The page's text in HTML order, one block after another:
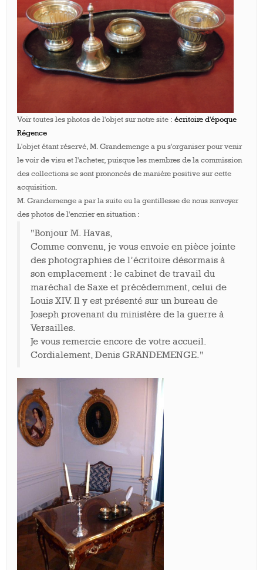
Voir toutes les photos de l'objet sur notre site : écritoire d'époque
Régence
L'objet étant réservé, M. Grandemenge a pu s'organiser pour venir
le voir de visu et l'acheter, puisque les membres de la commission
des collections se sont prononcés de manière positive sur cette
acquisition.
M. Grandemenge a par la suite eu la gentillesse de nous renvoyer
des photos de l'encrier en situation :
"Bonjour M. Havas,
Comme convenu, je vous envoie en pièce jointe
des photographies de l’écritoire désormais à
son emplacement : le cabinet de travail du
maréchal de Saxe et précédemment, celui de
Louis XIV. Il y est présenté sur un bureau de
Joseph provenant du ministère de la guerre à
Versailles.
Je vous remercie encore de votre accueil.
Cordialement, Denis GRANDEMENGE."